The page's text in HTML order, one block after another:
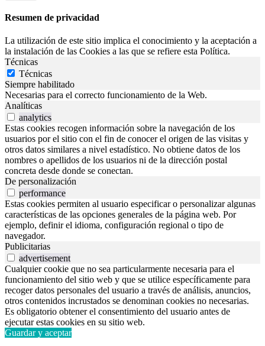
Resumen de privacidad
La utilización de este sitio implica el conocimiento y la aceptación a
la instalación de las Cookies a las que se refiere esta Política.
Técnicas
Técnicas
Siempre habilitado
Necesarias para el correcto funcionamiento de la Web.
Analíticas
analytics
Estas cookies recogen información sobre la navegación de los
usuarios por el sitio con el fin de conocer el origen de las visitas y
otros datos similares a nivel estadístico. No obtiene datos de los
nombres o apellidos de los usuarios ni de la dirección postal
concreta desde donde se conectan.
De personalización
performance
Estas cookies permiten al usuario especificar o personalizar algunas
características de las opciones generales de la página web. Por
ejemplo, definir el idioma, configuración regional o tipo de
navegador.
Publicitarias
advertisement
Cualquier cookie que no sea particularmente necesaria para el
funcionamiento del sitio web y que se utilice específicamente para
recoger datos personales del usuario a través de análisis, anuncios,
otros contenidos incrustados se denominan cookies no necesarias.
Es obligatorio obtener el consentimiento del usuario antes de
ejecutar estas cookies en su sitio web.
Guardar y aceptar